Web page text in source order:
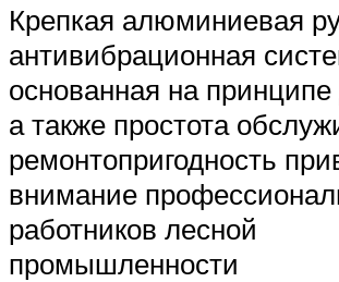
Крепкая алюминиевая
антивибрационная
основанная на
а также простота
ремонтопригодность
внимание
работников лесной
промышленности